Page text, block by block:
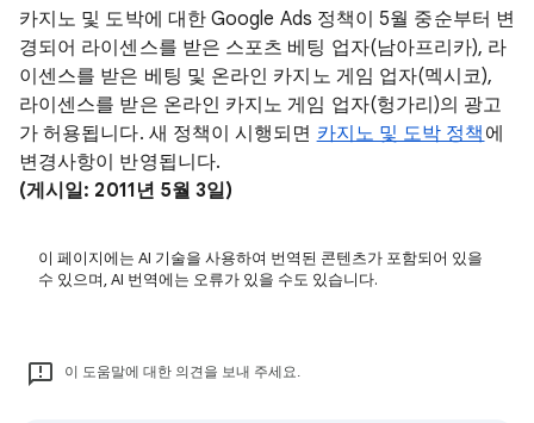
카지노 및 도박에 대한 Google Ads 정책이 5월 중순부터 변
경되어 라이센스를 받은 스포츠 베팅 업자(남아프리카), 라
이센스를 받은 베팅 및 온라인 카지노 게임 업자(멕시코),
라이센스를 받은 온라인 카지노 게임 업자(헝가리)의 광고
가 허용됩니다. 새 정책이 시행되면 카지노 및 도박 정책 에
변경사항이 반영됩니다.
(게시일: 2011년 5월 3일)
이 페이지에는 AI 기술을 사용하여 번역된 콘텐츠가 포함되어 있을
수 있으며, AI 번역에는 오류가 있을 수도 있습니다.
이 도움말에 대한 의견을 보내 주세요.